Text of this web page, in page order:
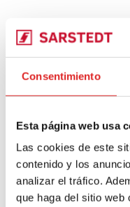
Consentimiento
Esta página web usa
Las cookies de este
contenido y los
analizar el tráfico.
que haga del sitio